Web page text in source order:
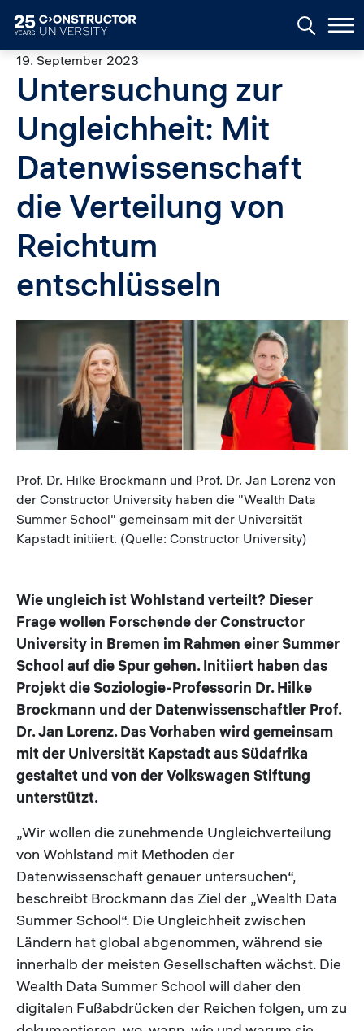
19. September 2023
Untersuchung zur
Ungleichheit: Mit
Datenwissenschaft
die Verteilung von
Reichtum
entschlüsseln
Image
Caption
Prof. Dr. Hilke Brockmann und Prof. Dr. Jan Lorenz von
der Constructor University haben die "Wealth Data
Summer School" gemeinsam mit der Universität
Kapstadt initiiert. (Quelle: Constructor University)
Wie ungleich ist Wohlstand verteilt? Dieser
Frage wollen Forschende der Constructor
University in Bremen im Rahmen einer Summer
School auf die Spur gehen. Initiiert haben das
Projekt die Soziologie-Professorin Dr. Hilke
Brockmann und der Datenwissenschaftler Prof.
Dr. Jan Lorenz. Das Vorhaben wird gemeinsam
mit der Universität Kapstadt aus Südafrika
gestaltet und von der Volkswagen Stiftung
unterstützt.
„Wir wollen die zunehmende Ungleichverteilung
von Wohlstand mit Methoden der
Datenwissenschaft genauer untersuchen“,
beschreibt Brockmann das Ziel der „Wealth Data
Summer School“. Die Ungleichheit zwischen
Ländern hat global abgenommen, während sie
innerhalb der meisten Gesellschaften wächst. Die
Wealth Data Summer School will daher den
digitalen Fußabdrücken der Reichen folgen, um zu